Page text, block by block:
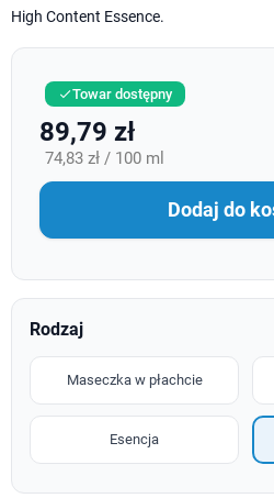
High Content Essence.
Towar dostępny
89,79 zł
74,83 zł / 100 ml
Dodaj do
Rodzaj
Maseczka w płachcie
Esencja